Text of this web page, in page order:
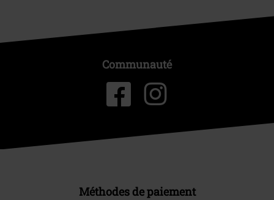
Communauté
Méthodes de paiement